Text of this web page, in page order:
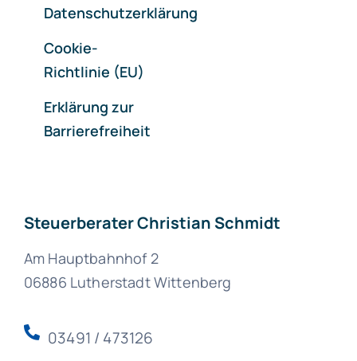
Datenschutzerklärung
Cookie-
Richtlinie (EU)
Erklärung zur
Barrierefreiheit
Steuerberater Christian Schmidt
Am Hauptbahnhof 2
06886 Lutherstadt Wittenberg
03491 / 473126